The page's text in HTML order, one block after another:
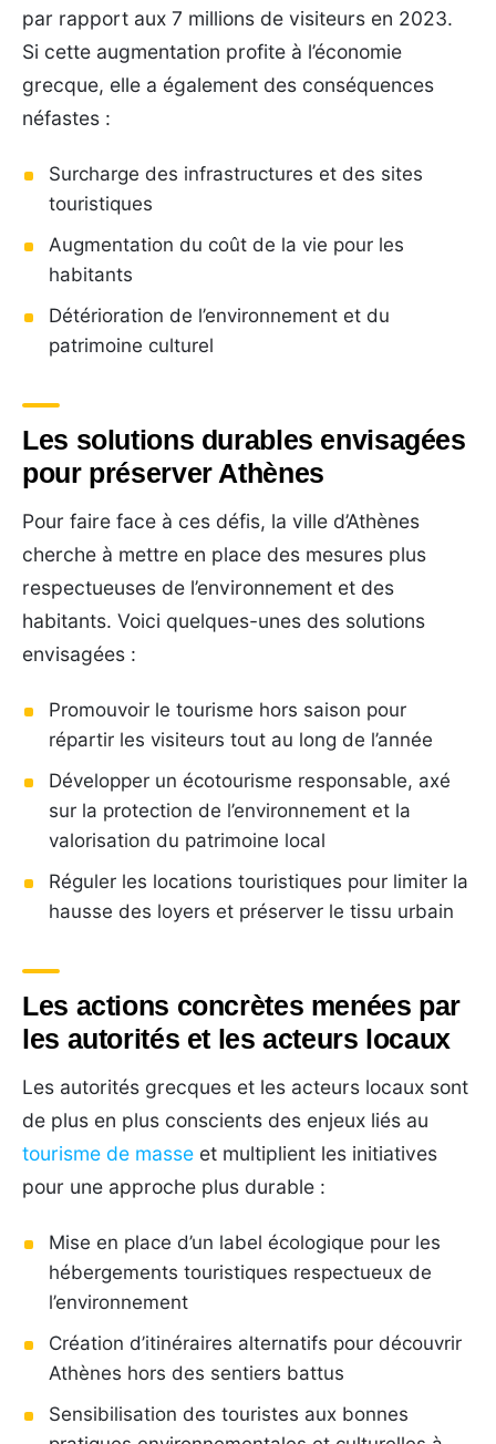
par rapport aux 7 millions de visiteurs en 2023.
Si cette augmentation profite à l’économie
grecque, elle a également des conséquences
néfastes :
Surcharge des infrastructures et des sites
touristiques
Augmentation du coût de la vie pour les
habitants
Détérioration de l’environnement et du
patrimoine culturel
Les solutions durables envisagées
pour préserver Athènes
Pour faire face à ces défis, la ville d’Athènes
cherche à mettre en place des mesures plus
respectueuses de l’environnement et des
habitants. Voici quelques-unes des solutions
envisagées :
Promouvoir le tourisme hors saison pour
répartir les visiteurs tout au long de l’année
Développer un écotourisme responsable, axé
sur la protection de l’environnement et la
valorisation du patrimoine local
Réguler les locations touristiques pour limiter la
hausse des loyers et préserver le tissu urbain
Les actions concrètes menées par
les autorités et les acteurs locaux
Les autorités grecques et les acteurs locaux sont
de plus en plus conscients des enjeux liés au
tourisme de masse et multiplient les initiatives
pour une approche plus durable :
Mise en place d’un label écologique pour les
hébergements touristiques respectueux de
l’environnement
Création d’itinéraires alternatifs pour découvrir
Athènes hors des sentiers battus
Sensibilisation des touristes aux bonnes